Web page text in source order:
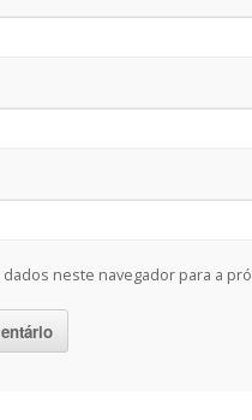
dados neste navegador para a